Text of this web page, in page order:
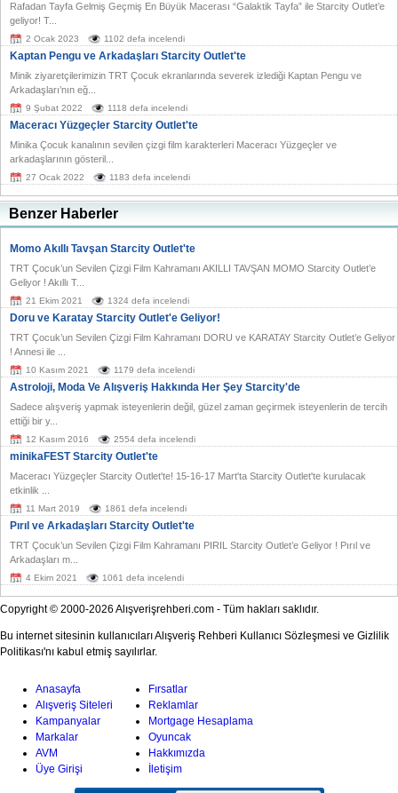
Rafadan Tayfa Gelmiş Geçmiş En Büyük Macerası “Galaktik Tayfa” ile Starcity Outlet’e
geliyor! T...
2 Ocak 2023 1102 defa incelendi
Kaptan Pengu ve Arkadaşları Starcity Outlet'te
Minik ziyaretçilerimizin TRT Çocuk ekranlarında severek izlediği Kaptan Pengu ve
Arkadaşları’nın eğ...
9 Şubat 2022 1118 defa incelendi
Maceracı Yüzgeçler Starcity Outlet'te
Minika Çocuk kanalının sevilen çizgi film karakterleri Maceracı Yüzgeçler ve
arkadaşlarının gösteril...
27 Ocak 2022 1183 defa incelendi
Benzer Haberler
Momo Akıllı Tavşan Starcity Outlet'te
TRT Çocuk’un Sevilen Çizgi Film Kahramanı AKILLI TAVŞAN MOMO Starcity Outlet’e
Geliyor ! Akıllı T...
21 Ekim 2021 1324 defa incelendi
Doru ve Karatay Starcity Outlet'e Geliyor!
TRT Çocuk’un Sevilen Çizgi Film Kahramanı DORU ve KARATAY Starcity Outlet’e Geliyor
! Annesi ile ...
10 Kasım 2021 1179 defa incelendi
Astroloji, Moda Ve Alışveriş Hakkında Her Şey Starcity'de
Sadece alışveriş yapmak isteyenlerin değil, güzel zaman geçirmek isteyenlerin de tercih
ettiği bir y...
12 Kasım 2016 2554 defa incelendi
minikaFEST Starcity Outlet'te
Maceracı Yüzgeçler Starcity Outlet'te! 15-16-17 Mart'ta Starcity Outlet'te kurulacak
etkinlik ...
11 Mart 2019 1861 defa incelendi
Pırıl ve Arkadaşları Starcity Outlet'te
TRT Çocuk’un Sevilen Çizgi Film Kahramanı PIRIL Starcity Outlet’e Geliyor ! Pırıl ve
Arkadaşları m...
4 Ekim 2021 1061 defa incelendi
Copyright © 2000-2026 Alışverişrehberi.com - Tüm hakları saklıdır.
Bu internet sitesinin kullanıcıları Alışveriş Rehberi Kullanıcı Sözleşmesi ve Gizlilik
Politikası'nı kabul etmiş sayılırlar.
Anasayfa
Alışveriş Siteleri
Kampanyalar
Markalar
AVM
Üye Girişi
Fırsatlar
Reklamlar
Mortgage Hesaplama
Oyuncak
Hakkımızda
İletişim